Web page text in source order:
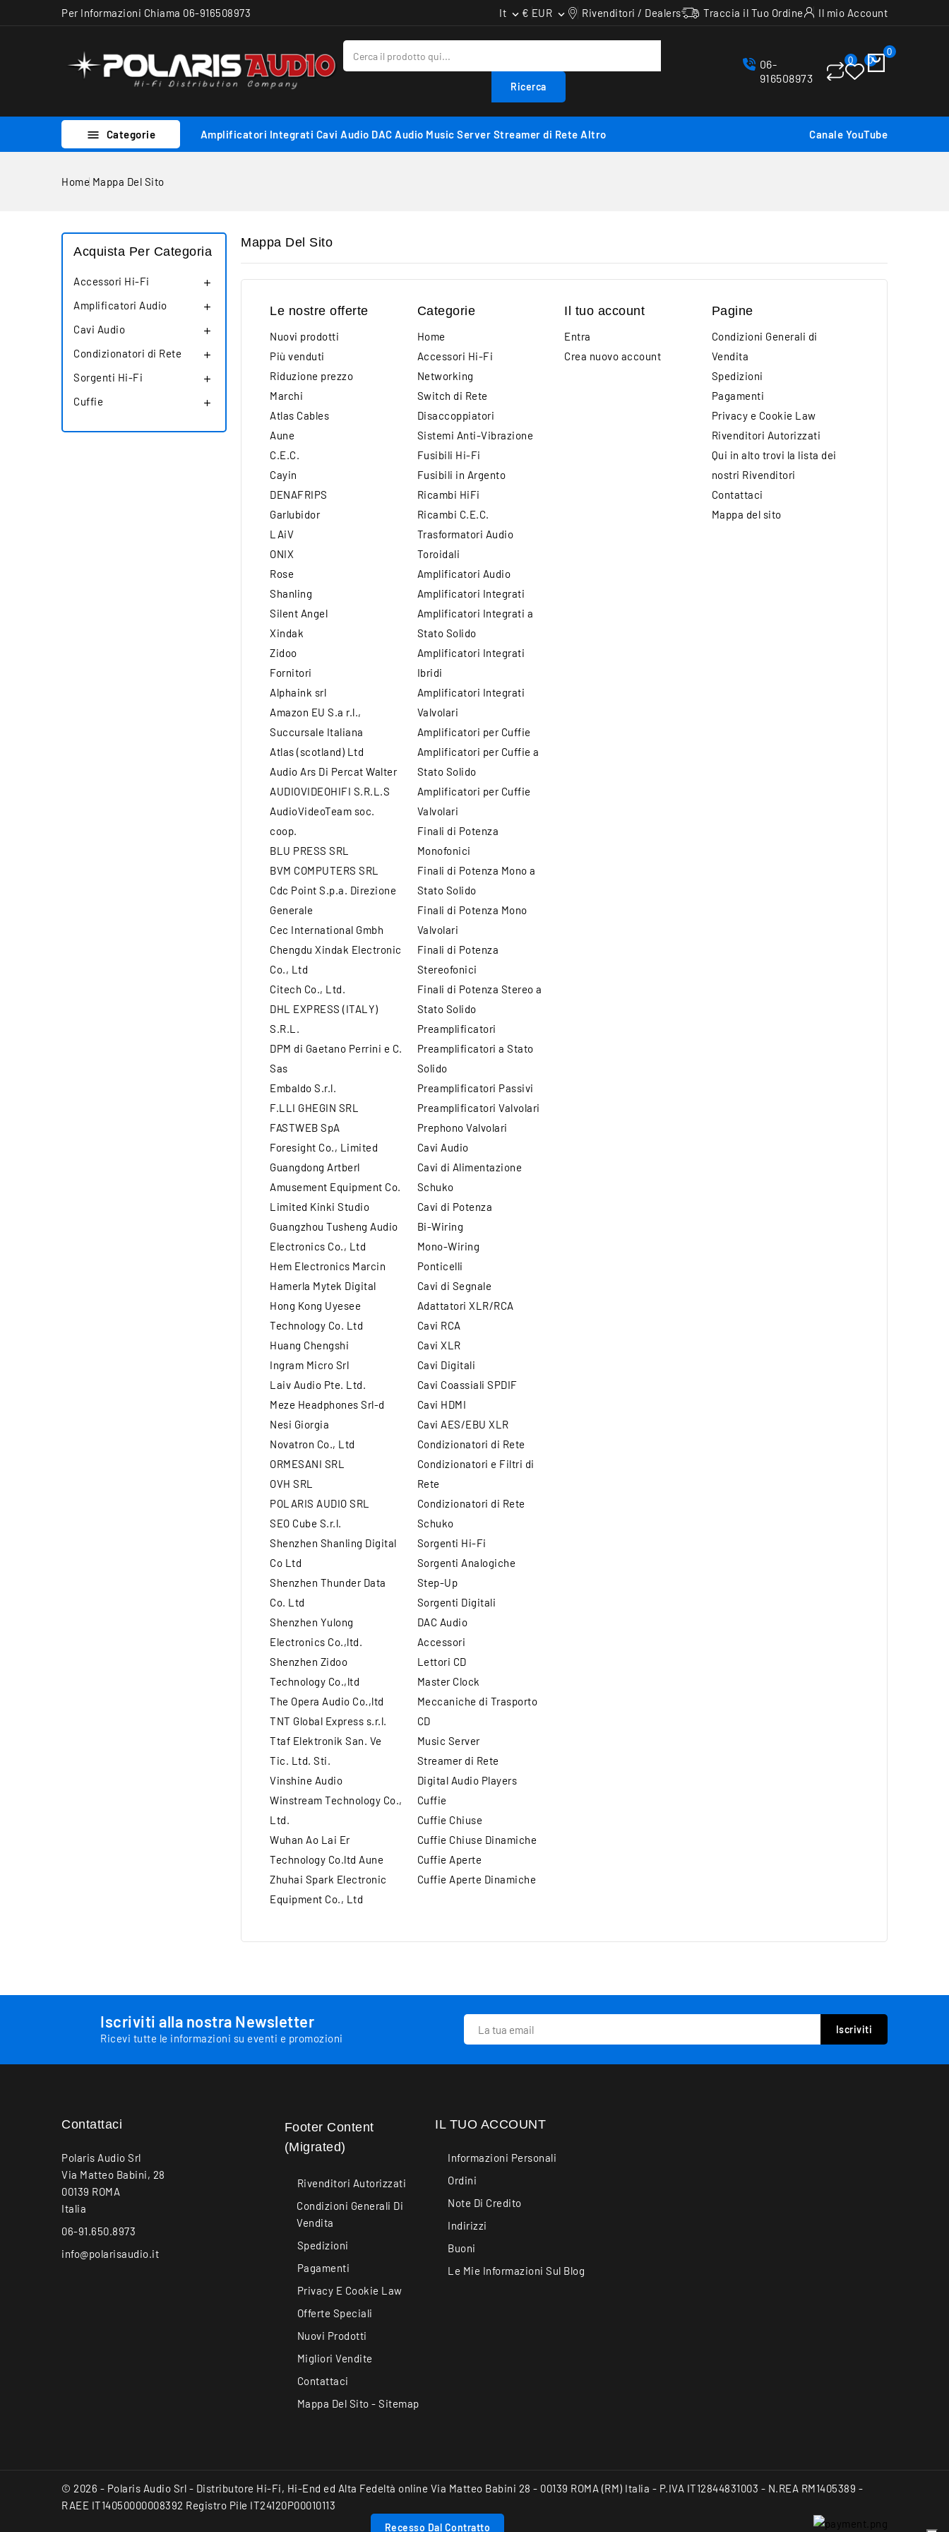
Per Informazioni Chiama 06-916508973 It  € EUR  Rivenditori / Dealers Traccia il Tuo Ordine Il mio Account
Ricerca
06-
916508973
0 0
0
 Categorie Amplificatori Integrati Cavi Audio DAC Audio Music Server Streamer di Rete Altro Canale YouTube
Home Mappa Del Sito
Acquista Per Categoria
Accessori Hi-Fi 
Amplificatori Audio 
Cavi Audio 
Condizionatori di Rete 
Sorgenti Hi-Fi 
Cuffie 
Mappa Del Sito
Le nostre offerte
Nuovi prodotti
Più venduti
Riduzione prezzo
Marchi
Atlas Cables
Aune
C.E.C.
Cayin
DENAFRIPS
Garlubidor
LAiV
ONIX
Rose
Shanling
Silent Angel
Xindak
Zidoo
Fornitori
Alphaink srl
Amazon EU S.a r.l.,
Succursale Italiana
Atlas (scotland) Ltd
Audio Ars Di Percat Walter
AUDIOVIDEOHIFI S.R.L.S
AudioVideoTeam soc.
coop.
BLU PRESS SRL
BVM COMPUTERS SRL
Cdc Point S.p.a. Direzione
Generale
Cec International Gmbh
Chengdu Xindak Electronic
Co., Ltd
Citech Co., Ltd.
DHL EXPRESS (ITALY)
S.R.L.
DPM di Gaetano Perrini e C.
Sas
Embaldo S.r.l.
F.LLI GHEGIN SRL
FASTWEB SpA
Foresight Co., Limited
Guangdong Artberl
Amusement Equipment Co.
Limited Kinki Studio
Guangzhou Tusheng Audio
Electronics Co., Ltd
Hem Electronics Marcin
Hamerla Mytek Digital
Hong Kong Uyesee
Technology Co. Ltd
Huang Chengshi
Ingram Micro Srl
Laiv Audio Pte. Ltd.
Meze Headphones Srl-d
Nesi Giorgia
Novatron Co., Ltd
ORMESANI SRL
OVH SRL
POLARIS AUDIO SRL
SEO Cube S.r.l.
Shenzhen Shanling Digital
Co Ltd
Shenzhen Thunder Data
Co. Ltd
Shenzhen Yulong
Electronics Co.,ltd.
Shenzhen Zidoo
Technology Co.,ltd
The Opera Audio Co.,ltd
TNT Global Express s.r.l.
Ttaf Elektronik San. Ve
Tic. Ltd. Sti.
Vinshine Audio
Winstream Technology Co.,
Ltd.
Wuhan Ao Lai Er
Technology Co.ltd Aune
Zhuhai Spark Electronic
Equipment Co., Ltd
Categorie
Home
Accessori Hi-Fi
Networking
Switch di Rete
Disaccoppiatori
Sistemi Anti-Vibrazione
Fusibili Hi-Fi
Fusibili in Argento
Ricambi HiFi
Ricambi C.E.C.
Trasformatori Audio
Toroidali
Amplificatori Audio
Amplificatori Integrati
Amplificatori Integrati a
Stato Solido
Amplificatori Integrati
Ibridi
Amplificatori Integrati
Valvolari
Amplificatori per Cuffie
Amplificatori per Cuffie a
Stato Solido
Amplificatori per Cuffie
Valvolari
Finali di Potenza
Monofonici
Finali di Potenza Mono a
Stato Solido
Finali di Potenza Mono
Valvolari
Finali di Potenza
Stereofonici
Finali di Potenza Stereo a
Stato Solido
Preamplificatori
Preamplificatori a Stato
Solido
Preamplificatori Passivi
Preamplificatori Valvolari
Prephono Valvolari
Cavi Audio
Cavi di Alimentazione
Schuko
Cavi di Potenza
Bi-Wiring
Mono-Wiring
Ponticelli
Cavi di Segnale
Adattatori XLR/RCA
Cavi RCA
Cavi XLR
Cavi Digitali
Cavi Coassiali SPDIF
Cavi HDMI
Cavi AES/EBU XLR
Condizionatori di Rete
Condizionatori e Filtri di
Rete
Condizionatori di Rete
Schuko
Sorgenti Hi-Fi
Sorgenti Analogiche
Step-Up
Sorgenti Digitali
DAC Audio
Accessori
Lettori CD
Master Clock
Meccaniche di Trasporto
CD
Music Server
Streamer di Rete
Digital Audio Players
Cuffie
Cuffie Chiuse
Cuffie Chiuse Dinamiche
Cuffie Aperte
Cuffie Aperte Dinamiche
Il tuo account
Entra
Crea nuovo account
Pagine
Condizioni Generali di
Vendita
Spedizioni
Pagamenti
Privacy e Cookie Law
Rivenditori Autorizzati
Qui in alto trovi la lista dei
nostri Rivenditori
Contattaci
Mappa del sito
Iscriviti alla nostra Newsletter
Ricevi tutte le informazioni su eventi e promozioni
Contattaci
Polaris Audio Srl
Via Matteo Babini, 28
00139 ROMA
Italia
06-91.650.8973
info@polarisaudio.it
Footer Content
(Migrated)
Rivenditori Autorizzati
Condizioni Generali Di
Vendita
Spedizioni
Pagamenti
Privacy E Cookie Law
Offerte Speciali
Nuovi Prodotti
Migliori Vendite
Contattaci
Mappa Del Sito - Sitemap
IL TUO ACCOUNT
Informazioni Personali
Ordini
Note Di Credito
Indirizzi
Buoni
Le Mie Informazioni Sul Blog
© 2026 - Polaris Audio Srl - Distributore Hi-Fi, Hi-End ed Alta Fedeltà online Via Matteo Babini 28 - 00139 ROMA (RM) Italia - P.IVA IT12844831003 - N.REA RM1405389 -
RAEE IT14050000008392 Registro Pile IT24120P00010113
Recesso Dal Contratto